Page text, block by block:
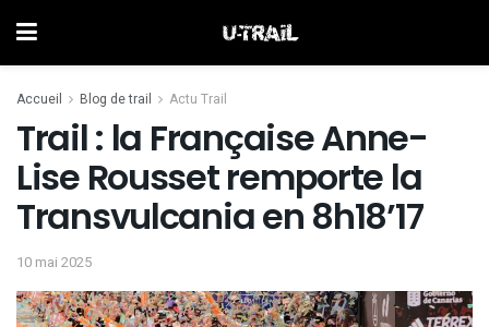
Accueil Blog de trail Actu Trail
Trail : la Française Anne-
Lise Rousset remporte la
Transvulcania en 8h18’17
10 mai 2025